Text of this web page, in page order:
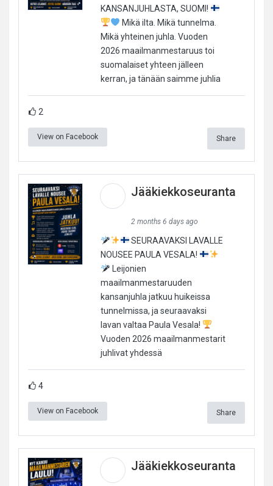
KANSANJUHLASTA, SUOMI!
Mikä ilta. Mikä tunnelma.
Mikä yhteinen juhla. Vuoden
2026 maailmanmestaruus toi
suomalaiset yhteen jälleen
kerran, ja tänään saimme juhlia
2
View on Facebook Share
Jääkiekkoseuranta
2 months 6 days ago
SEURAAVAKSI LAVALLE
NOUSEE PAULA VESALA!
Leijonien
maailmanmestaruuden
kansanjuhla jatkuu huikeissa
tunnelmissa, ja seuraavaksi
lavan valtaa Paula Vesala!
Vuoden 2026 maailmanmestarit
juhlivat yhdessä
4
View on Facebook Share
Jääkiekkoseuranta